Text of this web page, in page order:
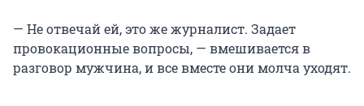
— Не отвечай ей, это же журналист. Задает
провокационные вопросы, — вмешивается в
разговор мужчина, и все вместе они молча уходят.